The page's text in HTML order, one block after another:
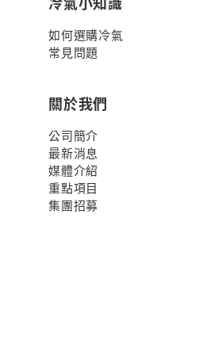
如何選購冷氣
常見問題
關於我們
公司簡介
最新消息
媒體介紹
重點項目
集團招募